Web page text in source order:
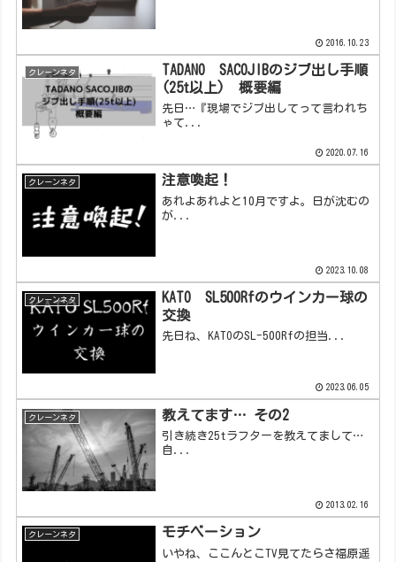
2016.10.23
クレーンネタ
TADANO SACOJIBのジブ出し手順
(25t以上) 概要編
先日…『現場でジブ出してって言われち
ゃて...
2020.07.16
クレーンネタ 注意喚起！
あれよあれよと10月ですよ。日が沈むの
が...
2023.10.08
クレーンネタ
KATO SL500Rfのウインカー球の
交換
先日ね、KATOのSL-500Rfの担当...
2023.06.05
クレーンネタ 教えてます… その2
引き続き25tラフターを教えてまして…
自...
2013.02.16
クレーンネタ モチベーション
いやね、ここんとこTV見てたらさ福原遥